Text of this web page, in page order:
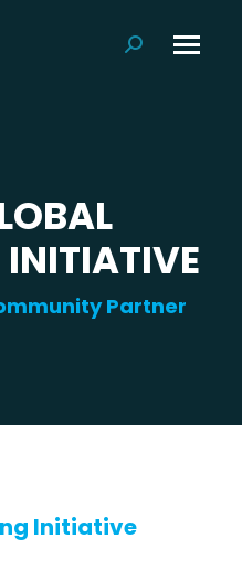
Suchen:
INITIATIVE
Partner
Initiative